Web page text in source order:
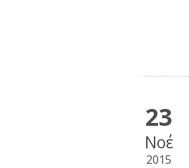
23
Νοέ
2015